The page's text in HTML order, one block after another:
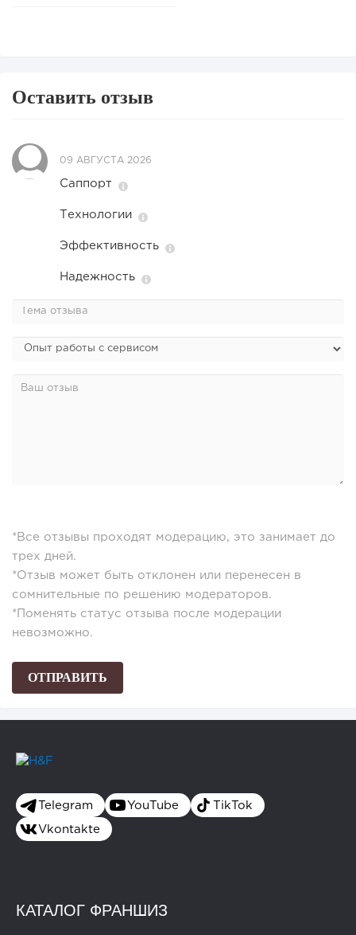
Оставить отзыв
09 АВГУСТА 2026
Саппорт
Технологии
Эффективность
Надежность
*Все отзывы проходят модерацию, это занимает до
трех дней.
*Отзыв может быть отклонен или перенесен в
сомнительные по решению модераторов.
*Поменять статус отзыва после модерации
невозможно.
Telegram YouTube TikTok
Vkontakte
КАТАЛОГ ФРАНШИЗ